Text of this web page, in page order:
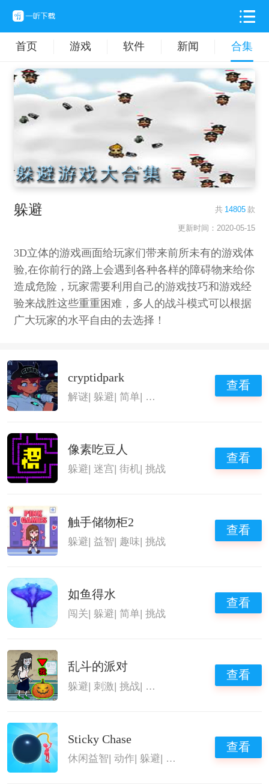
首页 游戏 软件 新闻 合集
躲避 共 14805 款
更新时间：2020-05-15
3D立体的游戏画面给玩家们带来前所未有的游戏体
验,在你前行的路上会遇到各种各样的障碍物来给你
造成危险，玩家需要利用自己的游戏技巧和游戏经
验来战胜这些重重困难，多人的战斗模式可以根据
广大玩家的水平自由的去选择！
cryptidpark
解谜|躲避| 简单| 神秘生物公园
查看
像素吃豆人
躲避 |迷宫 |街机 |挑战
查看
触手储物柜2
躲避|益智| 趣味|挑战
查看
如鱼得水
闯关 |躲避 简单 |挑战
查看
乱斗的派对
躲避| 刺激|挑战| 休闲益智游戏
查看
Sticky Chase
休闲益智|动作|躲避| 闯关类手游合集
查看